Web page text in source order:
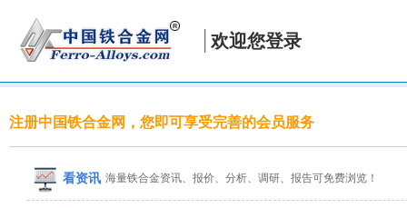
欢迎您登录
注册中国铁合金网，您即可享受完善的会员服务
看资讯 海量铁合金资讯、报价、分析、调研、报告可免费浏览！